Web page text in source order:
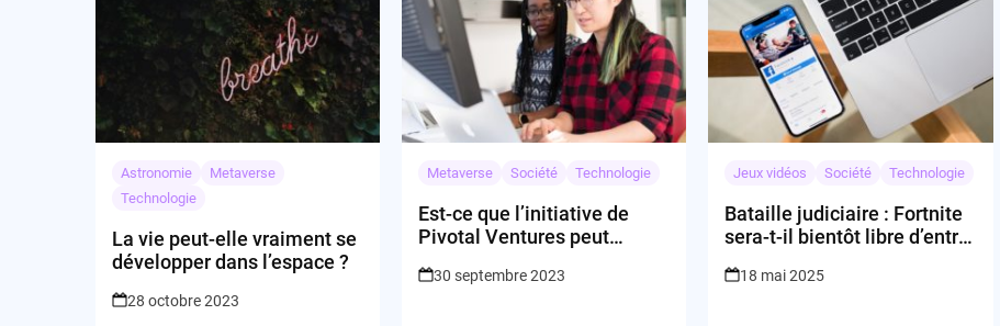
Astronomie
Metaverse
Technologie
La vie peut-elle vraiment se
développer dans l’espace ?
28 octobre 2023
Metaverse Société Technologie
Est-ce que l’initiative de
Pivotal Ventures peut
l’industrie tech ?
30 septembre 2023
Jeux vidéos Société Technologie
Bataille judiciaire : Fortnite
sera-t-il bientôt libre d’entrer
18 mai 2025